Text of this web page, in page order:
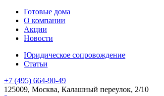
Готовые дома
О компании
Акции
Новости
Юридическое сопровождение
Статьи
+7 (495) 664-90-49
125009, Москва, Калашный переулок, 2/10